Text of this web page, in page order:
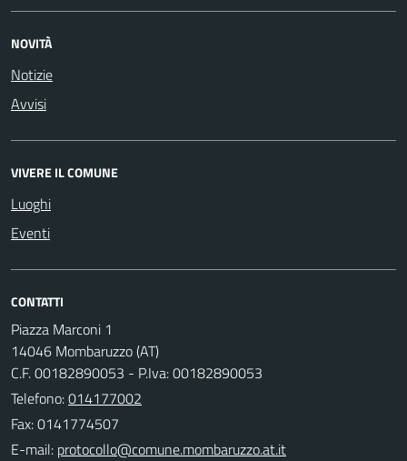
NOVITÀ
Notizie
Avvisi
VIVERE IL COMUNE
Luoghi
Eventi
CONTATTI
Piazza Marconi 1
14046 Mombaruzzo (AT)
C.F. 00182890053 - P.Iva: 00182890053
Telefono:014177002
Fax: 0141774507
E-mail: